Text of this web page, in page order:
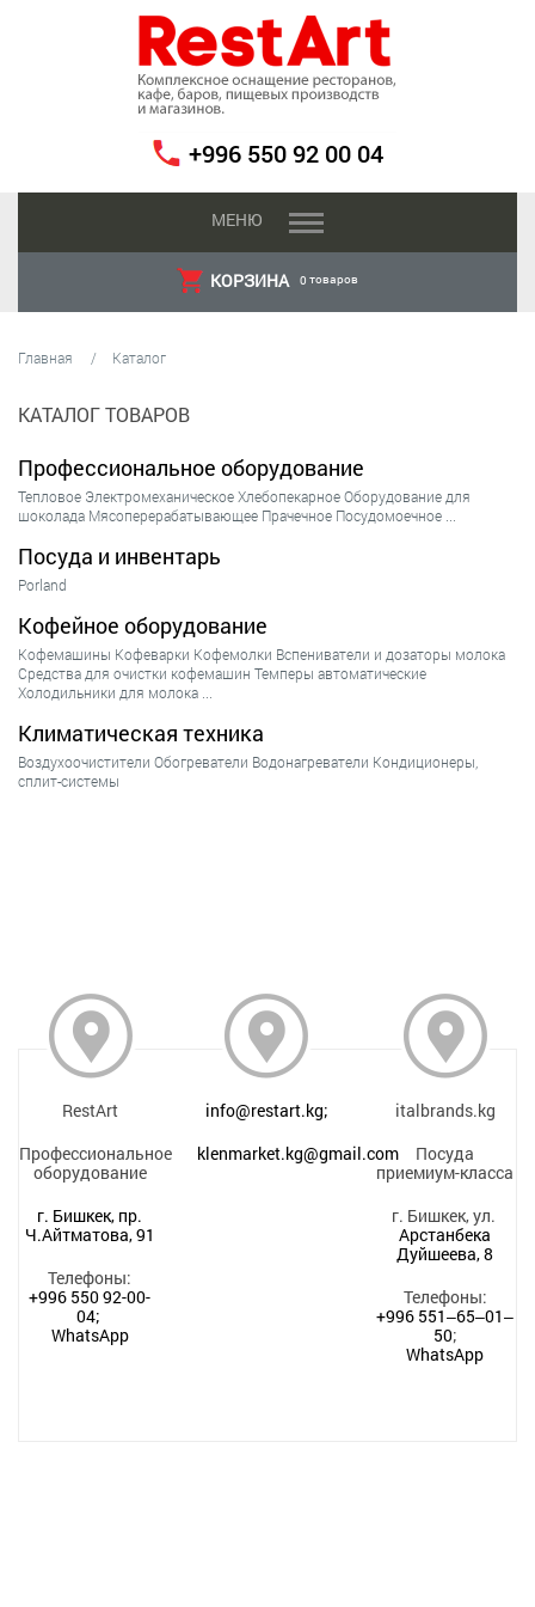
+996 550 92 00 04
МЕНЮ
КОРЗИНА 0 товаров
Главная Каталог
КАТАЛОГ ТОВАРОВ
Профессиональное оборудование
Тепловое ЭлектромеханическоеХлебопекарноеОборудование для
шоколада Мясоперерабатывающее Прачечное Посудомоечное
Посуда и инвентарь
Porland
Кофейное оборудование
Кофемашины Кофеварки Кофемолки Вспениватели и дозаторы молока
Средства для очистки кофемашин Темперы автоматические
Холодильники для молока
Климатическая техника
Воздухоочистители Обогреватели Водонагреватели Кондиционеры,
сплит-системы
RestArt
Профессиональное
оборудование
г. Бишкек, пр.
Ч.Айтматова, 91
Телефоны:
+996 550 92-00-
04;
WhatsApp
info@restart.kg;
klenmarket.kg@gmail.com
italbrands.kg
Посуда
приемиум-класса
г. Бишкек, ул.
Арстанбека
Дуйшеева, 8
Телефоны:
+996 551‒65‒01‒
50;
WhatsApp